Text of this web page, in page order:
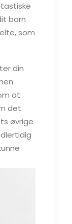
barn
som
din
at
det
øvrige